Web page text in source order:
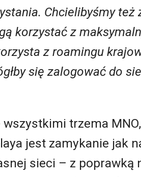
Chcielibyśmy też
korzystać z
z roamingu
się zalogować do
wszystkimi trzema
jest zamykanie jak
sieci – z